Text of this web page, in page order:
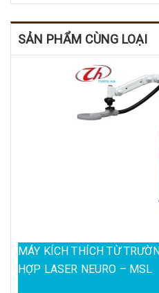
SẢN PHẨM CÙNG LOẠI
MÁY KÍCH THÍCH TỪ
HỢP LASER NEURO – MSL